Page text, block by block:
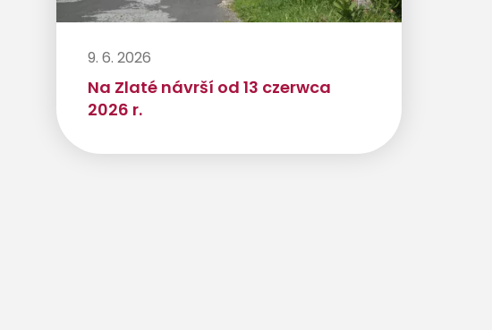
9. 6. 2026
Na Zlaté návrší od 13 czerwca
2026 r.